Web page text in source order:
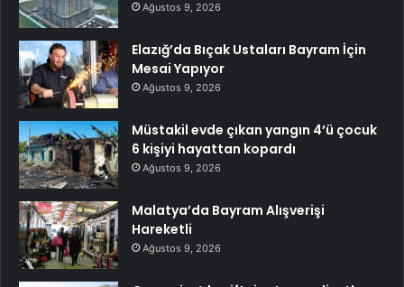
Ağustos 9, 2026
Elazığ’da Bıçak Ustaları Bayram İçin
Mesai Yapıyor
Ağustos 9, 2026
Müstakil evde çıkan yangın 4’ü çocuk
6 kişiyi hayattan kopardı
Ağustos 9, 2026
Malatya’da Bayram Alışverişi
Hareketli
Ağustos 9, 2026